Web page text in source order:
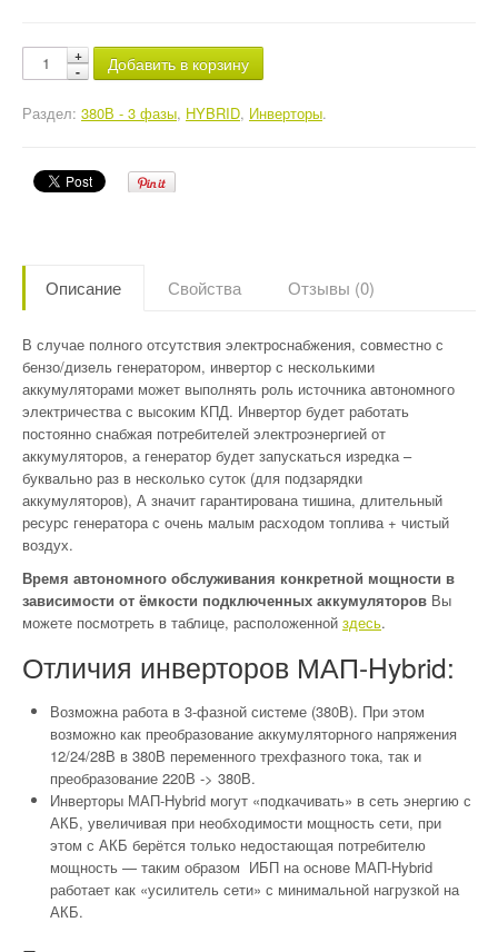
Добавить в корзину
Раздел: 380В - 3 фазы, HYBRID, Инверторы.
Описание Свойства Отзывы (0)
В случае полного отсутствия электроснабжения, совместно с
бензо/дизель генератором, инвертор с несколькими
аккумуляторами может выполнять роль источника автономного
электричества с высоким КПД. Инвертор будет работать
постоянно снабжая потребителей электроэнергией от
аккумуляторов, а генератор будет запускаться изредка –
буквально раз в несколько суток (для подзарядки
аккумуляторов), А значит гарантирована тишина, длительный
ресурс генератора с очень малым расходом топлива + чистый
воздух.
Время автономного обслуживания конкретной мощности в
зависимости от ёмкости подключенных аккумуляторов Вы
можете посмотреть в таблице, расположенной здесь.
Отличия инверторов МАП-Hybrid:
Возможна работа в 3-фазной системе (380В). При этом
возможно как преобразование аккумуляторного напряжения
12/24/28В в 380В переменного трехфазного тока, так и
преобразование 220В -> 380В.
Инверторы МАП-Hybrid могут «подкачивать» в сеть энергию с
АКБ, увеличивая при необходимости мощность сети, при
этом с АКБ берётся только недостающая потребителю
мощность — таким образом ИБП на основе МАП-Hybrid
работает как «усилитель сети» с минимальной нагрузкой на
АКБ.